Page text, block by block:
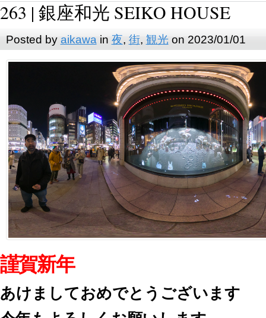
263 | 銀座和光 SEIKO HOUSE
Posted by aikawain 夜, 街, 観光on 2023/01/01
謹賀新年
あけましておめでとうございます